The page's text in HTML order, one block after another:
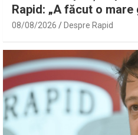
Rapid: „A făcut o mare
08/08/2026 Despre Rapid